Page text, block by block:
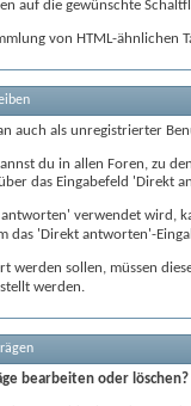
auf die gewünschte
von HTML-
auch als unregistrierter
du in allen Foren, zu
das Eingabefeld 'Direkt
verwendet wird,
das 'Direkt antworten'-
werden sollen, müssen
werden.
bearbeiten oder löschen?